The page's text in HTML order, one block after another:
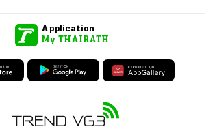
Application
My THAIRATH